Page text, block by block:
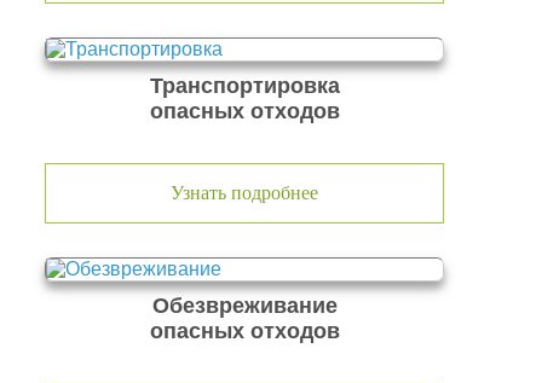
Транспортировка
опасных отходов
Узнать подробнее
Обезвреживание
опасных отходов